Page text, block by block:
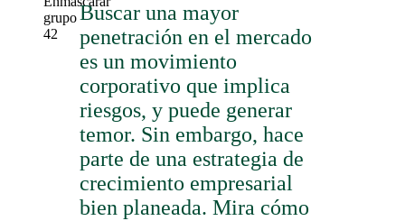
Buscar una mayor
penetración en el mercado
es un movimiento
corporativo que implica
riesgos, y puede generar
temor. Sin embargo, hace
parte de una estrategia de
crecimiento empresarial
bien planeada. Mira cómo